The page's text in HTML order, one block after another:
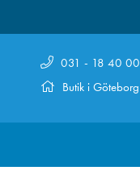
031 - 18 40 00
Butik i Göteborg